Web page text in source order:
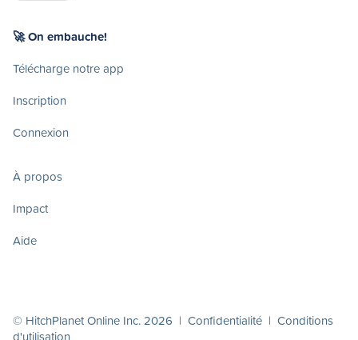
🚀 On embauche!
Télécharge notre app
Inscription
Connexion
À propos
Impact
Aide
© HitchPlanet Online Inc. 2026 | Confidentialité | Conditions
d'utilisation